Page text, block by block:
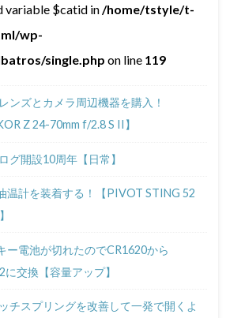
variable $catid in/home/tstyle/t-
wp-
single.php on line 119
ンズとカメラ周辺機器を購入！
Z 24-70mm f/2.8 S II】
グ開設10周年【日常】
温計を装着する！【PIVOT STING 52
ー電池が切れたのでCR1620から
に交換【容量アップ】
チスプリングを改善して一発で開くよ